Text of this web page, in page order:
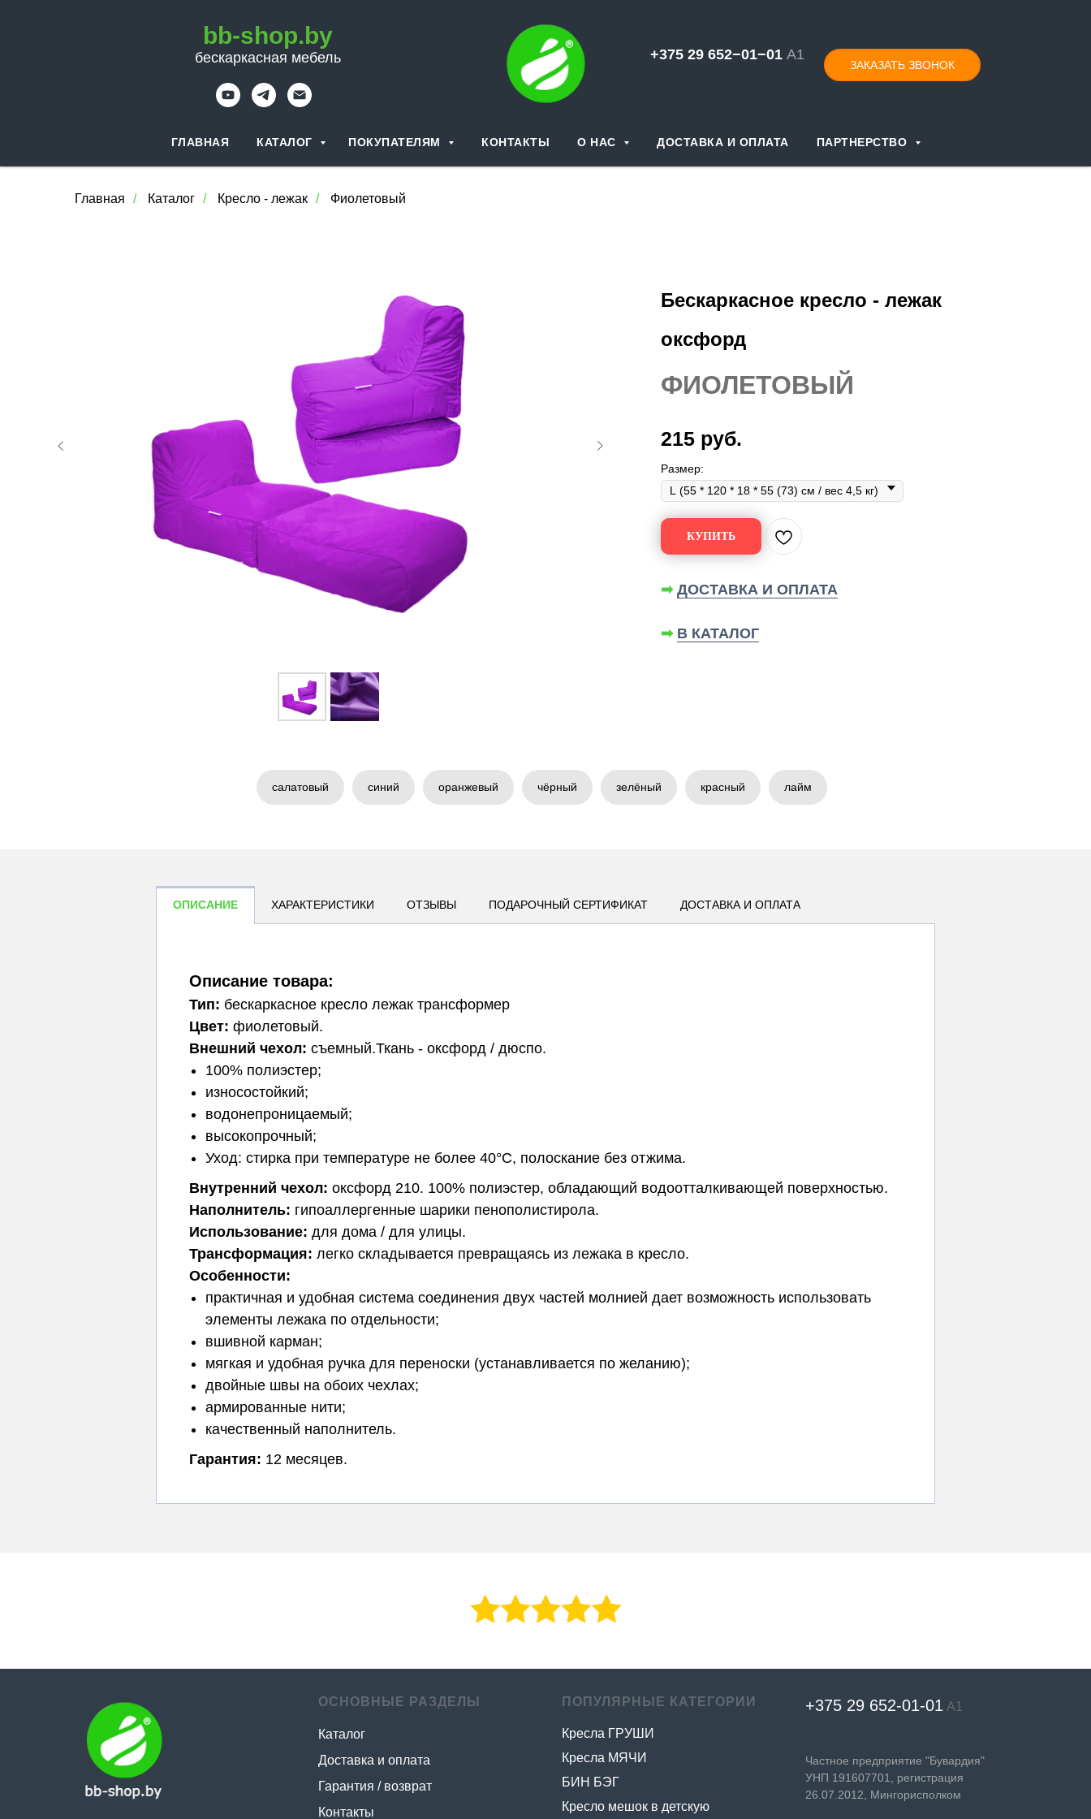
bb-shop.by
бескаркасная мебель +375 29 652−01−01 А1
ЗАКАЗАТЬ ЗВОНОК
ГЛАВНАЯ КАТАЛОГ ПОКУПАТЕЛЯМ КОНТАКТЫ О НАС ДОСТАВКА И ОПЛАТА ПАРТНЕРСТВО
Главная / Каталог / Кресло - лежак / Фиолетовый
Бескаркасное кресло - лежак
оксфорд
ФИОЛЕТОВЫЙ
215 руб.
Размер:
КУПИТЬ
➡ ДОСТАВКА И ОПЛАТА
➡ В КАТАЛОГ
салатовый синий оранжевый чёрный зелёный красный лайм
ОПИСАНИЕ ХАРАКТЕРИСТИКИ ОТЗЫВЫ ПОДАРОЧНЫЙ СЕРТИФИКАТ ДОСТАВКА И ОПЛАТА
Описание товара:
Тип: бескаркасное кресло лежак трансформер
Цвет: фиолетовый.
Внешний чехол: съемный.Ткань - оксфорд / дюспо.
100% полиэстер;
износостойкий;
водонепроницаемый;
высокопрочный;
Уход: стирка при температуре не более 40°С, полоскание без отжима.
Внутренний чехол: оксфорд 210. 100% полиэстер, обладающий водоотталкивающей поверхностью.
Наполнитель: гипоаллергенные шарики пенополистирола.
Использование: для дома / для улицы.
Трансформация: легко складывается превращаясь из лежака в кресло.
Особенности:
практичная и удобная система соединения двух частей молнией дает возможность использовать
элементы лежака по отдельности;
вшивной карман;
мягкая и удобная ручка для переноски (устанавливается по желанию);
двойные швы на обоих чехлах;
армированные нити;
качественный наполнитель.
Гарантия: 12 месяцев.
ОСНОВНЫЕ РАЗДЕЛЫ
Каталог
Доставка и оплата
Гарантия / возврат
Контакты
ПОПУЛЯРНЫЕ КАТЕГОРИИ
Кресла ГРУШИ
Кресла МЯЧИ
БИН БЭГ
Кресло мешок в детскую
+375 29 652-01-01 А1
Частное предприятие "Бувардия"
УНП 191607701, регистрация
26.07.2012, Мингорисполком